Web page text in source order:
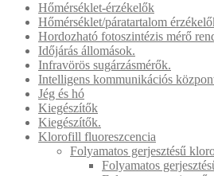
Hőmérséklet-érzékelők
Hőmérséklet/páratartalom
Hordozható fotoszintézis mérő
Időjárás állomások.
Infravörös sugárzásmérők.
Intelligens kommunikációs
Jég és hó
Kiegészítők
Kiegészítők.
Klorofill fluoreszcencia
Folyamatos gerjesztésű
Folyamatos